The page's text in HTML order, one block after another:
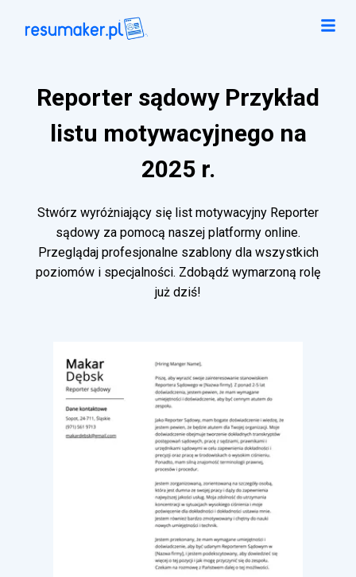
Reporter sądowy Przykład
listu motywacyjnego na
2025 r.
Stwórz wyróżniający się list motywacyjny Reporter
sądowy za pomocą naszej platformy online.
Przeglądaj profesjonalne szablony dla wszystkich
poziomów i specjalności. Zdobądź wymarzoną rolę
już dziś!